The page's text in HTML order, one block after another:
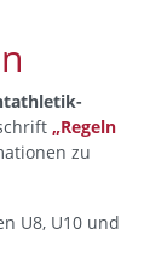
„Regeln
zu
U8, U10 und